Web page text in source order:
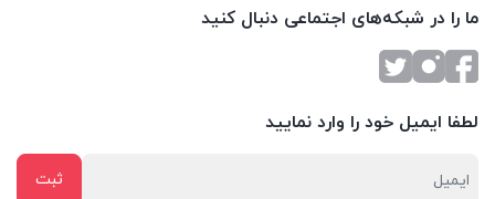
ما را در شبکه‌های اجتماعی دنبال کنید
لطفا ایمیل خود را وارد نمایید